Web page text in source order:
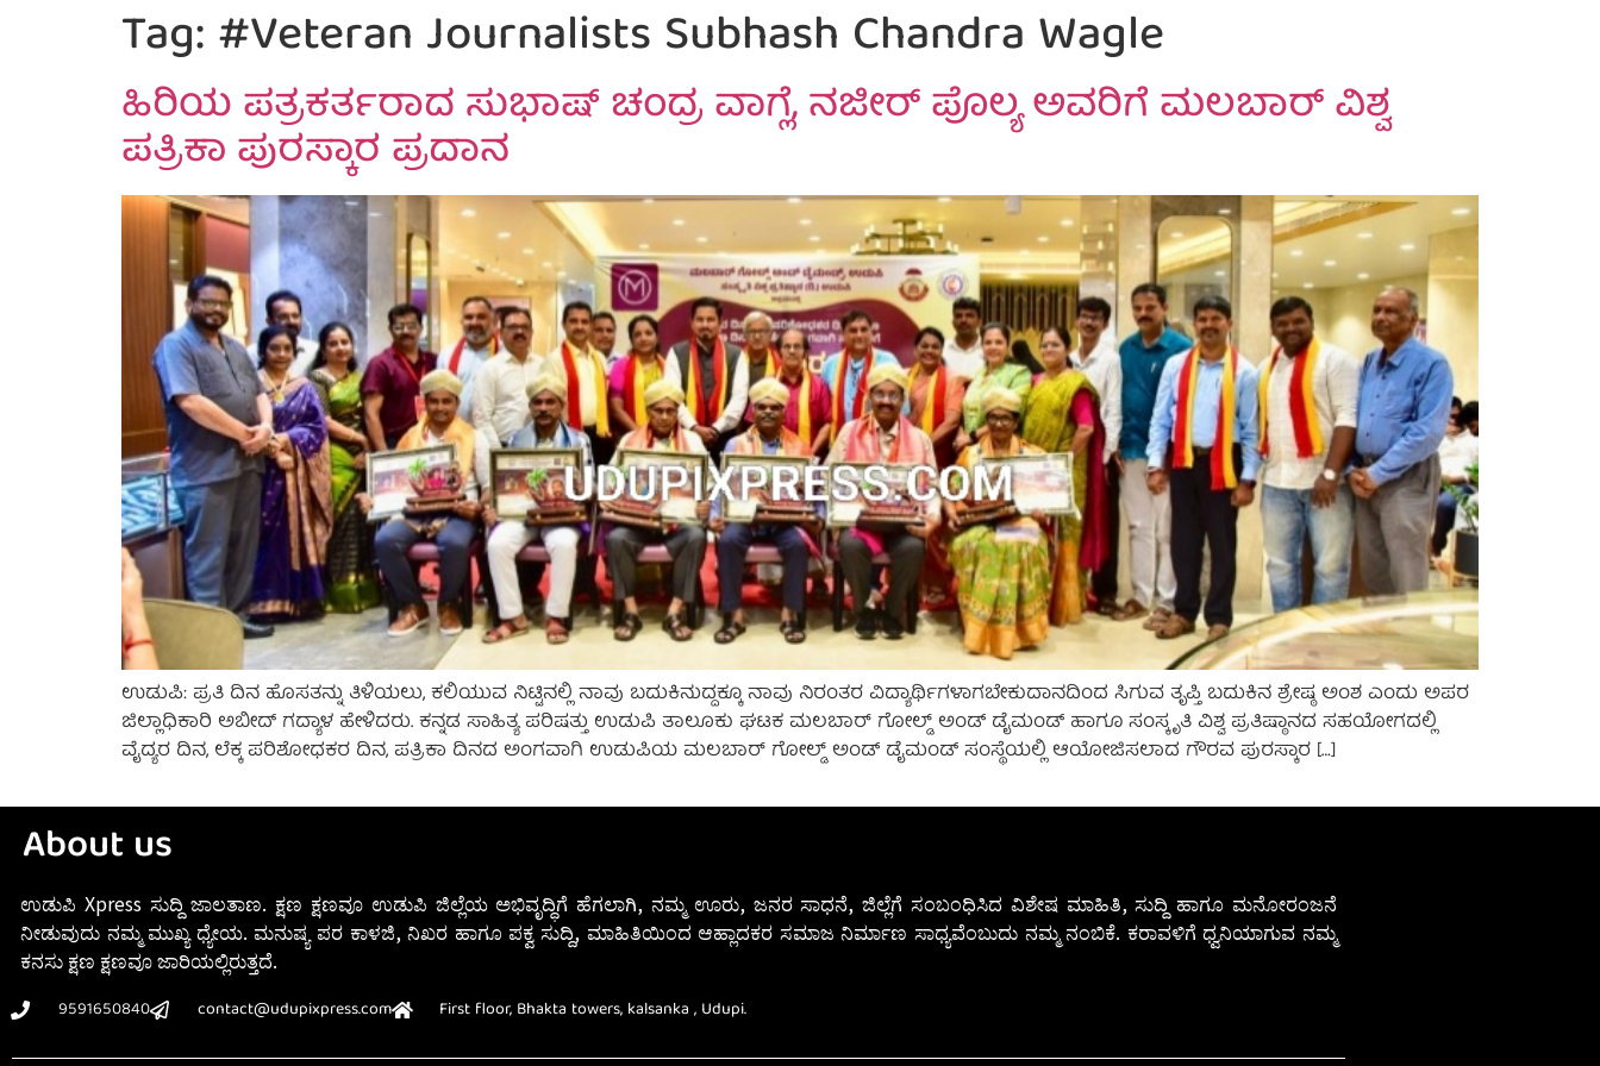
Tag:#Veteran Journalists Subhash Chandra Wagle
ಹಿರಿಯ ಪತ್ರಕರ್ತರಾದ ಸುಭಾಷ್ ಚಂದ್ರ ವಾಗ್ಲೆ, ನಜೀರ್ ಪೊಲ್ಯ ಅವರಿಗೆ ಮಲಬಾರ್ ವಿಶ್ವ
ಪತ್ರಿಕಾ ಪುರಸ್ಕಾರ ಪ್ರದಾನ
ಉಡುಪಿ: ಪ್ರತಿ ದಿನ ಹೊಸತನ್ನು ತಿಳಿಯಲು, ಕಲಿಯುವ ನಿಟ್ಟಿನಲ್ಲಿ ನಾವು ಬದುಕಿನುದ್ದಕ್ಕೂ ನಾವು ನಿರಂತರ ವಿದ್ಯಾರ್ಥಿಗಳಾಗಬೇಕುದಾನದಿಂದ ಸಿಗುವ ತೃಪ್ತಿ ಬದುಕಿನ ಶ್ರೇಷ್ಠ ಅಂಶ ಎಂದು ಅಪರ
ಜಿಲ್ಲಾಧಿಕಾರಿ ಅಬೀದ್ ಗದ್ಯಾಳ ಹೇಳಿದರು. ಕನ್ನಡ ಸಾಹಿತ್ಯ ಪರಿಷತ್ತು ಉಡುಪಿ ತಾಲೂಕು ಘಟಕ ಮಲಬಾರ್ ಗೋಲ್ಡ್ ಅಂಡ್ ಡೈಮಂಡ್ ಹಾಗೂ ಸಂಸ್ಕೃತಿ ವಿಶ್ವ ಪ್ರತಿಷ್ಠಾನದ ಸಹಯೋಗದಲ್ಲಿ
ವೈದ್ಯರ ದಿನ, ಲೆಕ್ಕ ಪರಿಶೋಧಕರ ದಿನ, ಪತ್ರಿಕಾ ದಿನದ ಅಂಗವಾಗಿ ಉಡುಪಿಯ ಮಲಬಾರ್ ಗೋಲ್ಡ್ ಅಂಡ್ ಡೈಮಂಡ್ ಸಂಸ್ಥೆಯಲ್ಲಿ ಆಯೋಜಿಸಲಾದ ಗೌರವ ಪುರಸ್ಕಾರ […]
About us
ಉಡುಪಿ Xpress ಸುದ್ದಿ ಜಾಲತಾಣ. ಕ್ಷಣ ಕ್ಷಣವೂ ಉಡುಪಿ ಜಿಲ್ಲೆಯ ಅಭಿವೃದ್ಧಿಗೆ ಹೆಗಲಾಗಿ, ನಮ್ಮ ಊರು, ಜನರ ಸಾಧನೆ, ಜಿಲ್ಲೆಗೆ ಸಂಬಂಧಿಸಿದ ವಿಶೇಷ ಮಾಹಿತಿ, ಸುದ್ದಿ ಹಾಗೂ ಮನೋರಂಜನೆ
ನೀಡುವುದು ನಮ್ಮ ಮುಖ್ಯ ಧ್ಯೇಯ. ಮನುಷ್ಯ ಪರ ಕಾಳಜಿ, ನಿಖರ ಹಾಗೂ ಪಕ್ವ ಸುದ್ದಿ, ಮಾಹಿತಿಯಿಂದ ಆಹ್ಲಾದಕರ ಸಮಾಜ ನಿರ್ಮಾಣ ಸಾಧ್ಯವೆಂಬುದು ನಮ್ಮ ನಂಬಿಕೆ. ಕರಾವಳಿಗೆ ಧ್ವನಿಯಾಗುವ ನಮ್ಮ
ಕನಸು ಕ್ಷಣ ಕ್ಷಣವೂ ಜಾರಿಯಲ್ಲಿರುತ್ತದೆ.
9591650840
contact@udupixpress.com First floor, Bhakta towers, kalsanka , Udupi.